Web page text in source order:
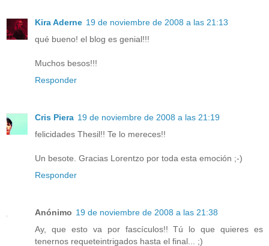
Kira Aderne 19 de noviembre de 2008 a las 21:13
qué bueno! el blog es genial!!!
Muchos besos!!!
Responder
Cris Piera 19 de noviembre de 2008 a las 21:19
felicidades Thesil!! Te lo mereces!!
Un besote. Gracias Lorentzo por toda esta emoción ;-)
Responder
Anónimo 19 de noviembre de 2008 a las 21:38
Ay, que esto va por fascículos!! Tú lo que quieres es
tenernos requeteintrigados hasta el final... ;)